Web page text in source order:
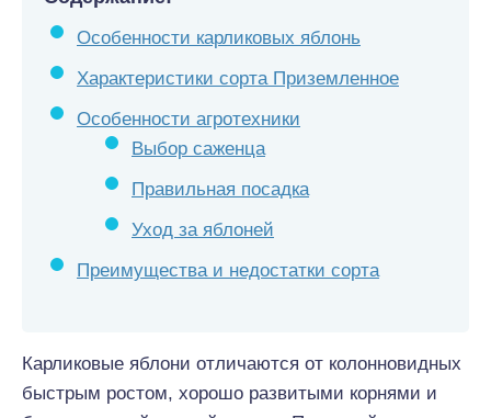
Особенности карликовых яблонь
Характеристики сорта Приземленное
Особенности агротехники
Выбор саженца
Правильная посадка
Уход за яблоней
Преимущества и недостатки сорта
Карликовые яблони отличаются от колонновидных
быстрым ростом, хорошо развитыми корнями и